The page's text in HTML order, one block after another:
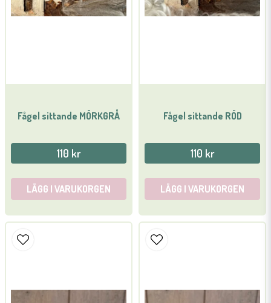
Fågel sittande MÖRKGRÅ
110 kr
LÄGG I VARUKORGEN
Fågel sittande RÖD
110 kr
LÄGG I VARUKORGEN